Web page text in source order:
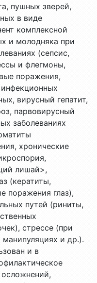
пушных зверей,
в виде
комплексной
и молодняка при
(сепсис,
и флегмоны,
поражения,
вирусный гепатит,
парвовирусный
заболеваниях
хронические
лишай>,
(кератиты,
поражения глаз),
путей (риниты,
стрессе (при
и др.).
и в